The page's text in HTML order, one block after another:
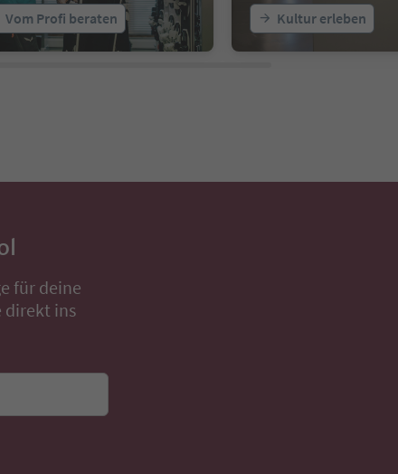
Vom Profi beraten Kultur erleben
für deine
direkt ins